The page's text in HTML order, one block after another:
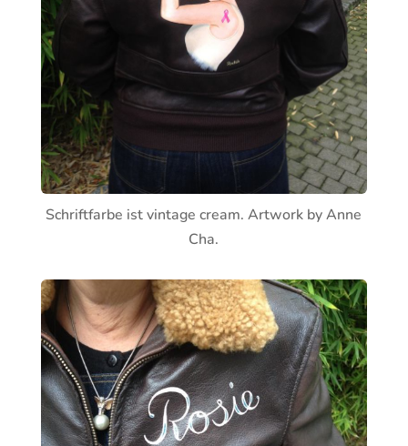
Schriftfarbe ist vintage cream. Artwork by Anne
Cha.